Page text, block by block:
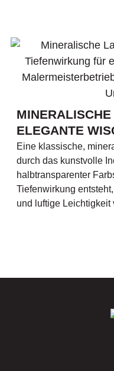
ELEGANTE
Eine klassische,
durch das kunstvolle
halbtransparenter
Tiefenwirkung
und luftige Leichtigkeit